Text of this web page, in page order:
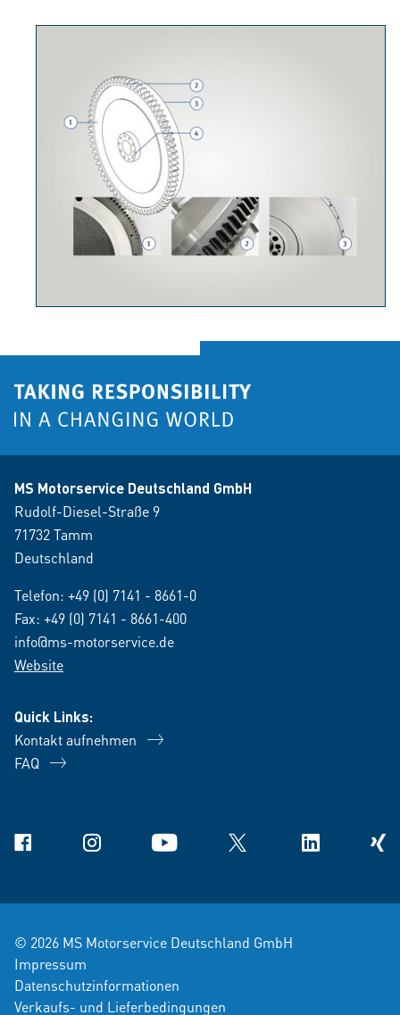
MS Motorservice Deutschland GmbH
Rudolf-Diesel-Straße 9
71732 Tamm
Deutschland
Telefon: +49 (0) 7141 - 8661-0
Fax: +49 (0) 7141 - 8661-400
info@ms-motorservice.de
Website
Quick Links:
Kontakt aufnehmen
FAQ
Facebook Instagram YouTube X Linkedin Xing
© 2026 MS Motorservice Deutschland GmbH
Impressum
Datenschutzinformationen
Verkaufs- und Lieferbedingungen